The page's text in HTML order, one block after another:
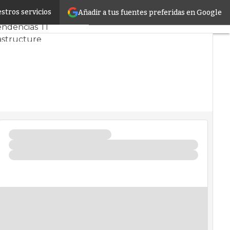
Añadir a tus fuentes preferidas en Google
servicios
y MercadoProyectos
TI